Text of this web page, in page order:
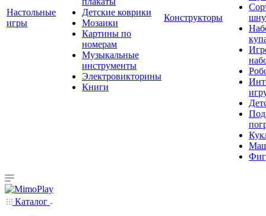
Настольные
игры
Детские коврики
Мозаики
Картины по
номерам
Музыкальные
инструменты
Электровикторины
Книги
Конструкторы
Каталог